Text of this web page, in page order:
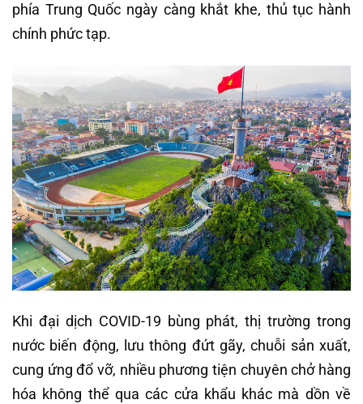
phía Trung Quốc ngày càng khắt khe, thủ tục hành
chính phức tạp.
Khi đại dịch COVID-19 bùng phát, thị trường trong
nước biến động, lưu thông đứt gãy, chuỗi sản xuất,
cung ứng đổ vỡ, nhiều phương tiện chuyên chở hàng
hóa không thể qua các cửa khẩu khác mà dồn về